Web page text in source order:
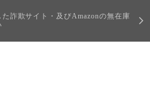
詐欺サイト・及びAmazonの無在庫